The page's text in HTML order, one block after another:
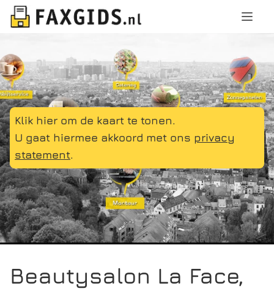
Klik hier om de kaart te tonen.
U gaat hiermee akkoord met ons privacy
statement.
Beautysalon La Face,